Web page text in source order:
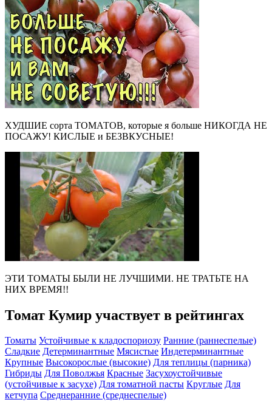
ХУДШИЕ сорта ТОМАТОВ, которые я больше НИКОГДА НЕ
ПОСАЖУ! КИСЛЫЕ и БЕЗВКУСНЫЕ!
ЭТИ ТОМАТЫ БЫЛИ НЕ ЛУЧШИМИ. НЕ ТРАТЬТЕ НА
НИХ ВРЕМЯ!!
Томат Кумир участвует в рейтингах
Томаты Устойчивые к кладоспориозу Ранние (раннеспелые)
Сладкие Детерминантные Мясистые Индетерминантные
Крупные Высокорослые (высокие) Для теплицы (парника)
Гибриды Для Поволжья Красные Засухоустойчивые
(устойчивые к засухе) Для томатной пасты Круглые Для
кетчупа Среднеранние (среднеспелые)